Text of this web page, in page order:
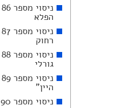
הפלא
רחוק
גורלי
היין"
ניסוי מספר 90 – גוונים